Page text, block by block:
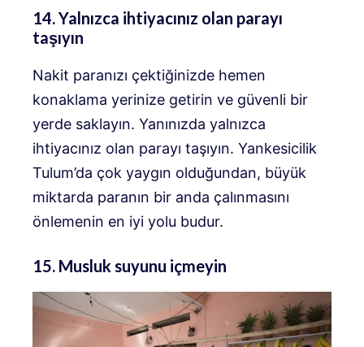
14. Yalnızca ihtiyacınız olan parayı
taşıyın
Nakit paranızı çektiğinizde hemen
konaklama yerinize getirin ve güvenli bir
yerde saklayın. Yanınızda yalnızca
ihtiyacınız olan parayı taşıyın. Yankesicilik
Tulum’da çok yaygın olduğundan, büyük
miktarda paranın bir anda çalınmasını
önlemenin en iyi yolu budur.
15. Musluk suyunu içmeyin